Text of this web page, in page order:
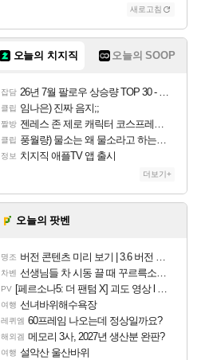
새로고침
오늘의 치지직 오늘의 SOOP
잡담 26년 7월 팔로우 상승량 TOP 30 - 월간 치지직
클립 임나은) 진짜 음지;;
짤방 젠레스 존 제로 캐릭터 코스프레한 꽁주
클립 풍월량) 물소는 왜 물소라고 하는거야? 아! 그만 ㅋㅋ 알았어 ㅋㅋ
정보 치지직 애플TV 앱 출시
더보기+
오늘의 팟벤
명조 버전 콘텐츠 미리 보기 | 3.6 버전 「신기루 속 등불 그림자, 속세에 깃든 검의 결심」이 8월 20일에 업데이트됩니다!
차벤 선생님들 차 시동 끌 때 꾸르륵소리나는데
PV [페르소나5: 더 팬텀 X] 괴도 영상 l 타카마키 안·댄싱 스타
여행 선녀바위해수욕장
레퀴엠 60프레임 나오는데 정상일까요?
해외겜 메모리 3사, 2027년 생산분 완판?
여행 설악산 울산바위